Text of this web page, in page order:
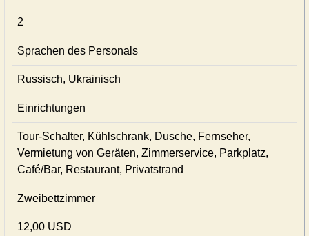
2
Sprachen des Personals
Russisch, Ukrainisch
Einrichtungen
Tour-Schalter, Kühlschrank, Dusche, Fernseher,
Vermietung von Geräten, Zimmerservice, Parkplatz,
Café/Bar, Restaurant, Privatstrand
Zweibettzimmer
12,00 USD